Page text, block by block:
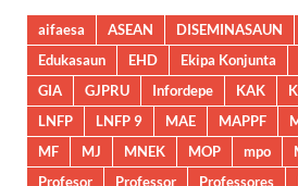
aifaesa ASEAN DISEMINASAUN
Edukasaun
EHD Ekipa Konjunta
GIA
GJPRU Infordepe KAK
LNFP
LNFP 9 MAE MAPPF
MF
MJ MNEK MOP mpo
Profesor
Professor Professores